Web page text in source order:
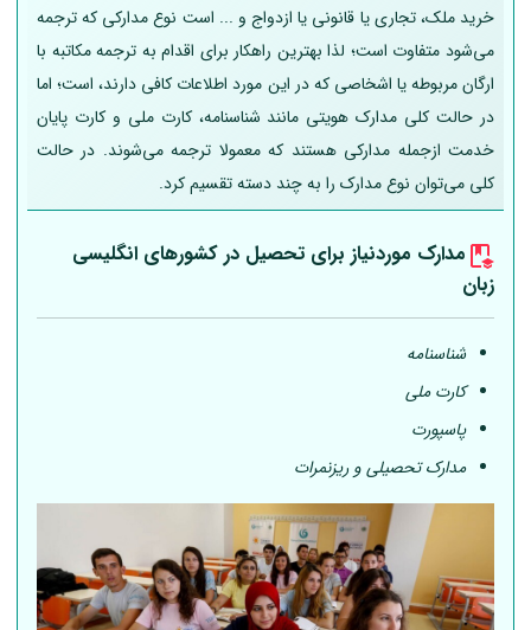
خرید ملک، تجاری یا قانونی یا ازدواج و ... است نوع مدارکی که ترجمه
می‌شود متفاوت است؛ لذا بهترین راهکار برای اقدام به ترجمه مکاتبه با
ارگان مربوطه یا اشخاصی که در این مورد اطلاعات کافی دارند، است؛ اما
در حالت کلی مدارک هویتی مانند شناسنامه، کارت ملی و کارت پایان
خدمت ازجمله مدارکی هستند که معمولا ترجمه می‌شوند. در حالت
کلی می‌توان نوع مدارک را به چند دسته تقسیم کرد.
مدارک موردنیاز برای تحصیل در کشورهای انگلیسی
زبان
شناسنامه
کارت ملی
پاسپورت
مدارک تحصیلی و ریزنمرات